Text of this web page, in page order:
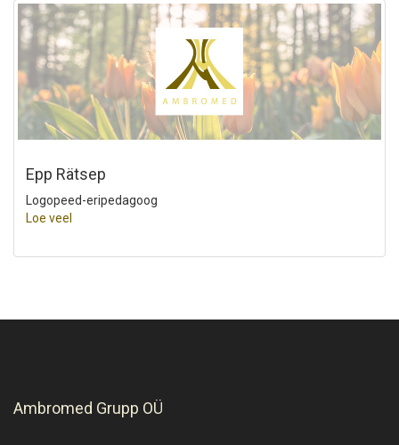
Epp Rätsep
Logopeed-eripedagoog
Loe veel
Ambromed Grupp OÜ